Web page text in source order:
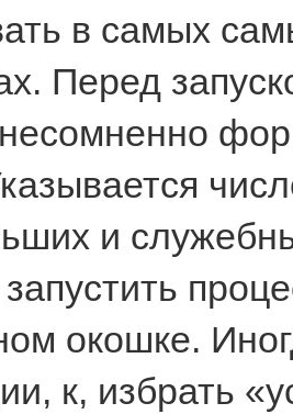
в самых
Перед
и
окошке.
к, избрать